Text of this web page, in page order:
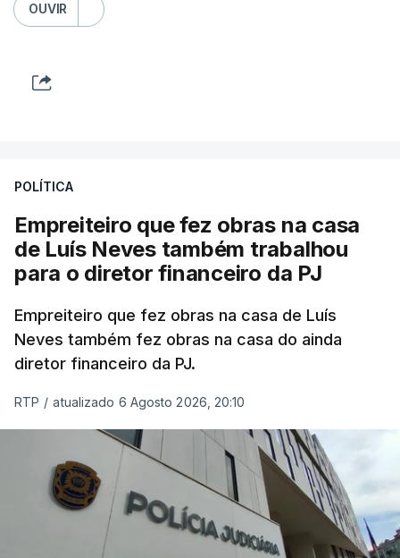
OUVIR
POLÍTICA
Empreiteiro que fez obras na casa
de Luís Neves também trabalhou
para o diretor financeiro da PJ
Empreiteiro que fez obras na casa de Luís
Neves também fez obras na casa do ainda
diretor financeiro da PJ.
RTP / atualizado 6 Agosto 2026, 20:10